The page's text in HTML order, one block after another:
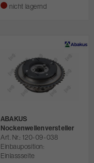
nicht lagernd
ABAKUS
Nockenwellenversteller
Art. Nr. 120-09-038
Einbauposition:
Einlassseite